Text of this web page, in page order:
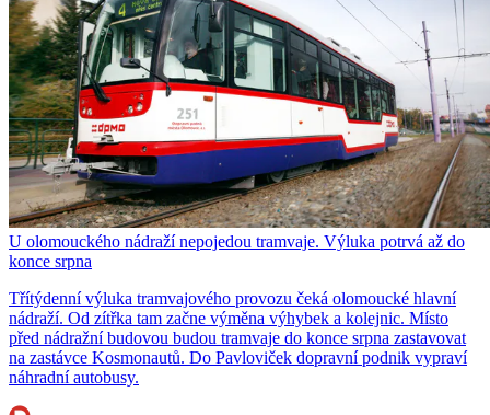
U olomouckého nádraží nepojedou tramvaje. Výluka potrvá až do
konce srpna
Třítýdenní výluka tramvajového provozu čeká olomoucké hlavní
nádraží. Od zítřka tam začne výměna výhybek a kolejnic. Místo
před nádražní budovou budou tramvaje do konce srpna zastavovat
na zastávce Kosmonautů. Do Pavloviček dopravní podnik vypraví
náhradní autobusy.